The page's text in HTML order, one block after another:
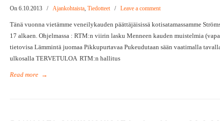
On 6.10.2013 / Ajankohtaista, Tiedotteet / Leave a comment
Tänä vuonna vietämme veneilykauden päättäjäisissä kotisatamassamme
17 alkaen. Ohjelmassa : RTM:n viirin lasku Menneen kauden muistelmia
tietovisa Lämmintä juomaa Pikkupurtavaa Pukeudutaan sään vaatimalla
ulkosalla TERVETULOA RTM:n hallitus
Read more →